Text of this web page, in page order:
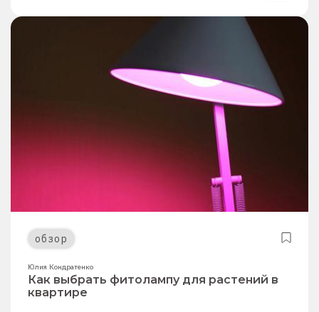
обзор
Юлия Кондратенко
Как выбрать фитолампу для растений в
квартире